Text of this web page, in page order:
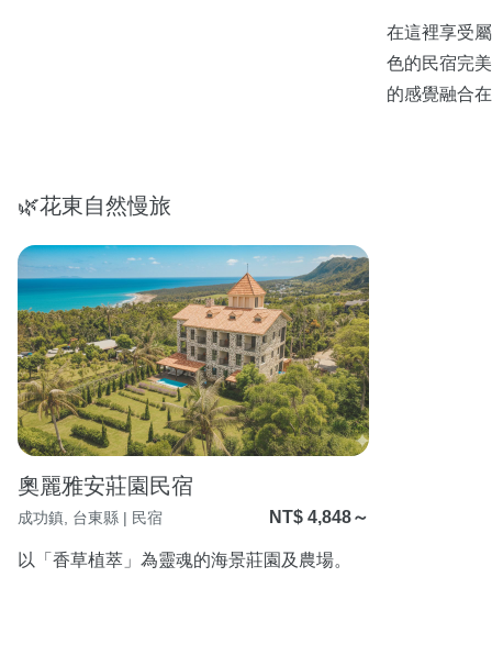
在這裡享受
色的民宿完
的感覺融合
🌿花東自然慢旅
奧麗雅安莊園民宿
成功鎮, 台東縣 | 民宿 NT$ 4,848～
以「香草植萃」為靈魂的海景莊園及農場。